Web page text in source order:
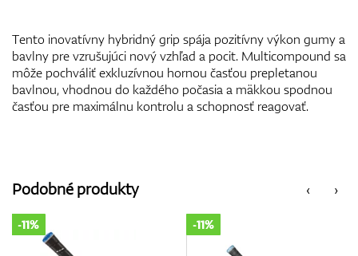
Tento inovatívny hybridný grip spája pozitívny výkon gumy a
bavlny pre vzrušujúci nový vzhľad a pocit. Multicompound sa
môže pochváliť exkluzívnou hornou časťou prepletanou
bavlnou, vhodnou do každého počasia a mäkkou spodnou
časťou pre maximálnu kontrolu a schopnosť reagovať.
‹
Podobné produkty ›